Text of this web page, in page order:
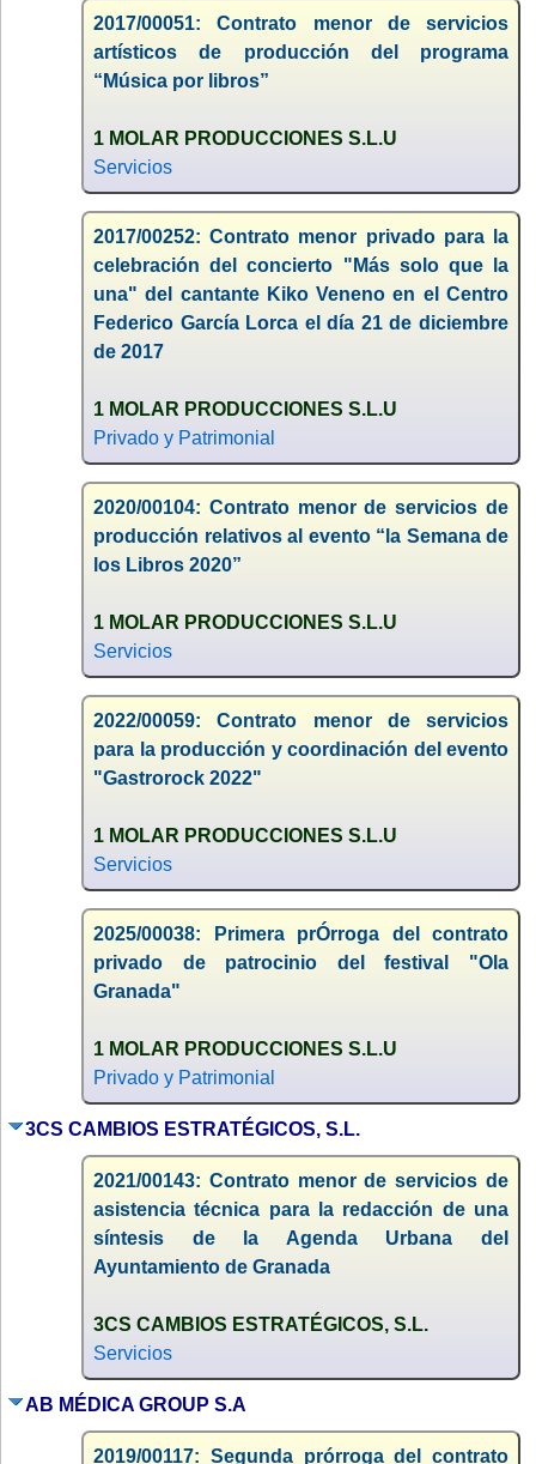
2017/00051: Contrato menor de servicios
artísticos de producción del programa
“Música por libros”
1 MOLAR PRODUCCIONES S.L.U
Servicios
2017/00252: Contrato menor privado para la
celebración del concierto "Más solo que la
una" del cantante Kiko Veneno en el Centro
Federico García Lorca el día 21 de diciembre
de 2017
1 MOLAR PRODUCCIONES S.L.U
Privado y Patrimonial
2020/00104: Contrato menor de servicios de
producción relativos al evento “la Semana de
los Libros 2020”
1 MOLAR PRODUCCIONES S.L.U
Servicios
2022/00059: Contrato menor de servicios
para la producción y coordinación del evento
"Gastrorock 2022"
1 MOLAR PRODUCCIONES S.L.U
Servicios
2025/00038: Primera prÓrroga del contrato
privado de patrocinio del festival "Ola
Granada"
1 MOLAR PRODUCCIONES S.L.U
Privado y Patrimonial
3CS CAMBIOS ESTRATÉGICOS, S.L.
2021/00143: Contrato menor de servicios de
asistencia técnica para la redacción de una
síntesis de la Agenda Urbana del
Ayuntamiento de Granada
3CS CAMBIOS ESTRATÉGICOS, S.L.
Servicios
AB MÉDICA GROUP S.A
2019/00117: Segunda prórroga del contrato